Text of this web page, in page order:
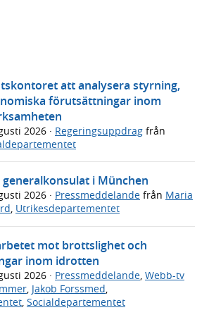
att analysera styrning,
förutsättningar inom
2026 · Regeringsuppdrag från
i München
2026 · Pressmeddelande från Maria
, Utrikesdepartementet
mot brottslighet och
inom idrotten
2026 · Pressmeddelande, Webb-tv
, Jakob Forssmed,
, Socialdepartementet